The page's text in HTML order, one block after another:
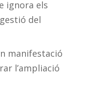
ignora els
del
manifestació
l’ampliació